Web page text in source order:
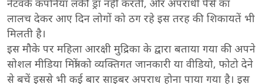
लालच देकर आए दिन लोगों को ठग रहे इस तरह की शिकायतें भी
मिलती है।
इस मौके पर महिला आरक्षी मुद्रिका के द्वारा बताया गया की अपने
सोशल मीडिया मित्रों को व्यक्तिगत जानकारी या वीडियो, फोटो देने
से बचें इससे भी कई बार साइबर अपराध होना पाया गया है। इस